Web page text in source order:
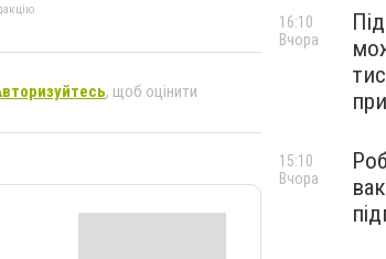
, щоб оцінити
16:10
Вчора
15:10
Вчора